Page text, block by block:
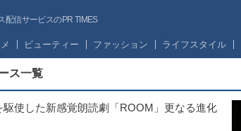
配信サービスのPR TIMES
ビューティー ファッション ライフスタイル
ス一覧
使した新感覚朗読劇「ROOM」更なる進化